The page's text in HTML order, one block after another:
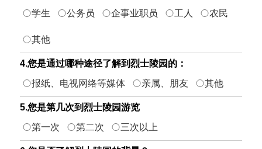
学生
公务员 企事业职员 工人 农民
其他
4.您是通过哪种途径了解到烈士陵园的：
报纸、电视网络等媒体
亲属、朋友 其他
5.您是第几次到烈士陵园游览
第一次
第二次 三次以上